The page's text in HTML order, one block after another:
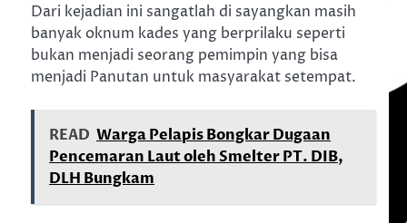
Dari kejadian ini sangatlah di sayangkan masih
banyak oknum kades yang berprilaku seperti
bukan menjadi seorang pemimpin yang bisa
menjadi Panutan untuk masyarakat setempat.
READ Warga Pelapis Bongkar Dugaan
Pencemaran Laut oleh Smelter PT. DIB,
DLH Bungkam